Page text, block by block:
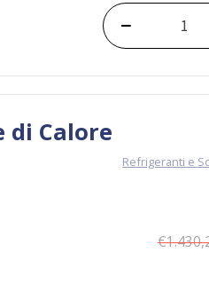
Kit
Scambiatore
−
di Calore
Refrigeranti e
€